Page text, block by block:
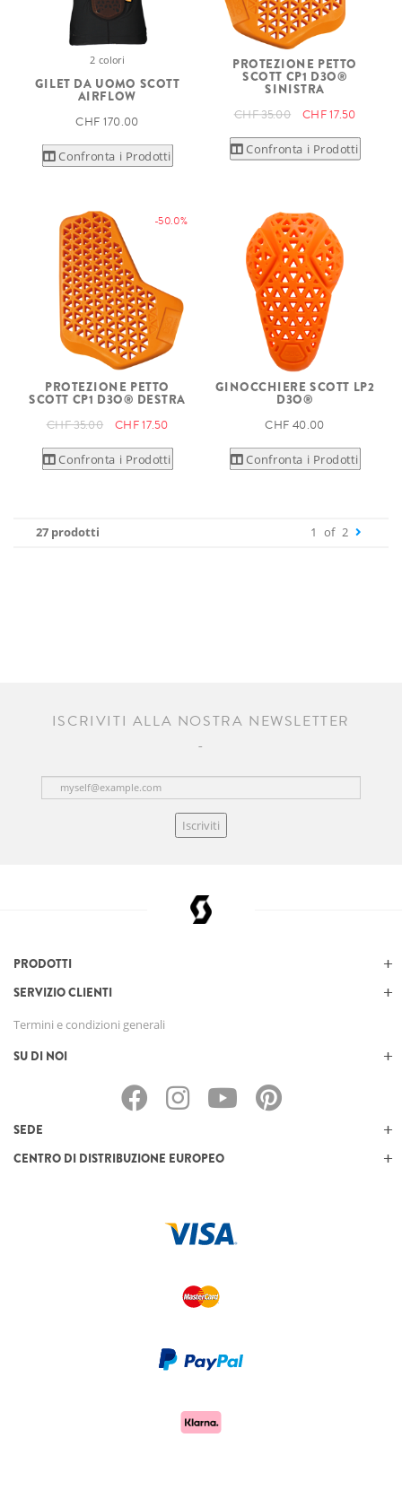
2 colori
GILET DA UOMO SCOTT
AIRFLOW
CHF 170.00
Confronta i Prodotti
PROTEZIONE PETTO
SCOTT CP1 D3O®
SINISTRA
CHF 35.00 CHF 17.50
Confronta i Prodotti
-50.0%
PROTEZIONE PETTO
SCOTT CP1 D3O® DESTRA
CHF 35.00 CHF 17.50
Confronta i Prodotti
GINOCCHIERE SCOTT LP2
D3O®
CHF 40.00
Confronta i Prodotti
27 prodotti 1 of 2
ISCRIVITI ALLA NOSTRA NEWSLETTER
Iscriviti
PRODOTTI
SERVIZIO CLIENTI
Termini e condizioni generali
SU DI NOI
SEDE
CENTRO DI DISTRIBUZIONE EUROPEO